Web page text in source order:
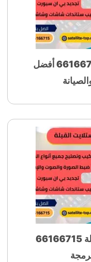
فني ستلايت المرقاب 66166715 أفضل
خدمات فني ستلايت القبلة 66166715